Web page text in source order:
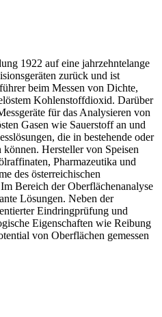
1922 auf eine jahrzehntelange
zurück und ist
beim Messen von Dichte,
Kohlenstoffdioxid. Darüber
für das Analysieren von
Gasen wie Sauerstoff an und
die in bestehende oder
können. Hersteller von Speisen
Pharmazeutika und
des österreichischen
Bereich der Oberflächenanalyse
Lösungen. Neben der
Eindringprüfung und
Eigenschaften wie Reibung
von Oberflächen gemessen